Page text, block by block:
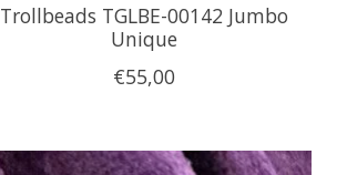
Trollbeads TGLBE-00142 Jumbo
Unique
€55,00